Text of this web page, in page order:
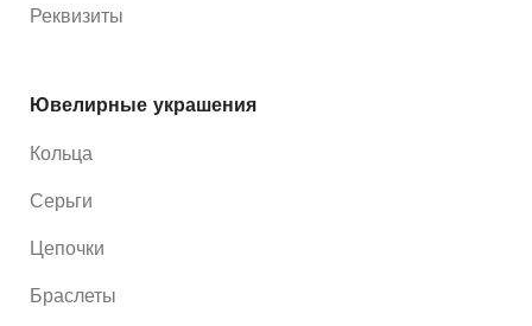
Реквизиты
Ювелирные украшения
Кольца
Серьги
Цепочки
Браслеты